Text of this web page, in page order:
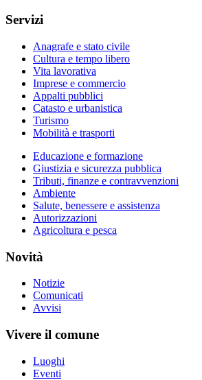
Servizi
Anagrafe e stato civile
Cultura e tempo libero
Vita lavorativa
Imprese e commercio
Appalti pubblici
Catasto e urbanistica
Turismo
Mobilità e trasporti
Educazione e formazione
Giustizia e sicurezza pubblica
Tributi, finanze e contravvenzioni
Ambiente
Salute, benessere e assistenza
Autorizzazioni
Agricoltura e pesca
Novità
Notizie
Comunicati
Avvisi
Vivere il comune
Luoghi
Eventi